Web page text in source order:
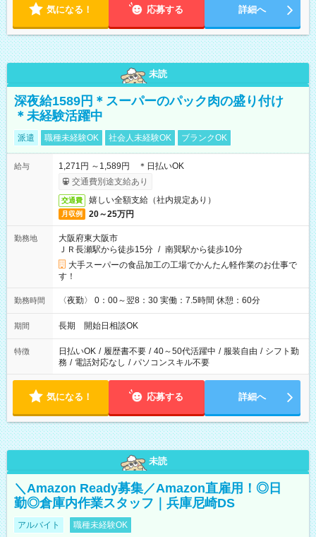
気になる！ 応募する 詳細へ
未読
深夜給1589円＊スーパーのパック肉の盛り付け
＊未経験活躍中
派遣 職種未経験OK 社会人未経験OK ブランクOK
給与
1,271円 ～1,589円 ＊日払いOK
交通費別途支給あり
交通費 嬉しい全額支給（社内規定あり）
月収例 20～25万円
勤務地
大阪府東大阪市
ＪＲ長瀬駅から徒歩15分 / 南巽駅から徒歩10分
大手スーパーの食品加工の工場でかんたん軽作業のお仕事で
す！
勤務時間 〈夜勤〉 0：00～翌8：30 実働：7.5時間 休憩：60分
期間 長期 開始日相談OK
特徴 日払いOK / 履歴書不要 / 40～50代活躍中 / 服装自由 / シフト勤
務 / 電話対応なし / パソコンスキル不要
気になる！ 応募する 詳細へ
未読
＼Amazon Ready募集／Amazon直雇用！◎日
勤◎倉庫内作業スタッフ｜兵庫尼崎DS
アルバイト 職種未経験OK